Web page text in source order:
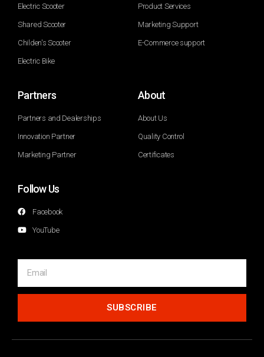
Electric Scooter
Shared Scooter
Childen's Scooter
Electric Bike
Product Services
Marketing Support
E-Commerce support
Partners
Partners and Dealerships
Innovation Partner
Marketing Partner
About
About Us
Quality Control
Certificates
Follow Us
Facebook
YouTube
SUBSCRIBE